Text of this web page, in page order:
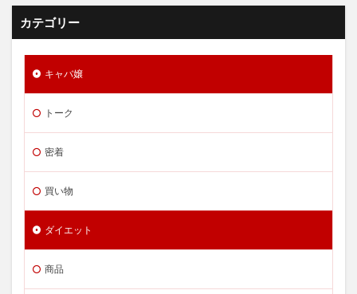
カテゴリー
キャバ嬢
トーク
密着
買い物
ダイエット
商品